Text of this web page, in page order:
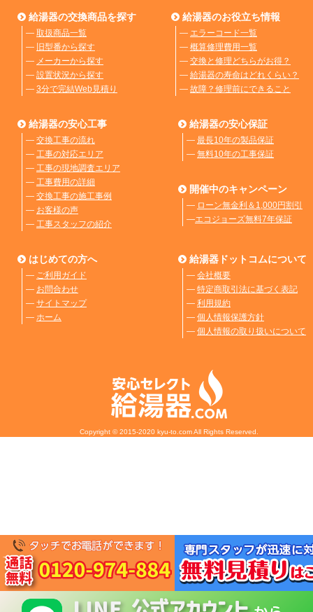
給湯器の交換商品を探す
― 取扱商品一覧
― 旧型番から探す
― メーカーから探す
― 設置状況から探す
― 3分で完結Web見積り
給湯器のお役立ち情報
― エラーコード一覧
― 概算修理費用一覧
― 交換と修理どちらがお得？
― 給湯器の寿命はどれくらい？
― 故障？修理前にできること
給湯器の安心工事
― 交換工事の流れ
― 工事の対応エリア
― 工事の現地調査エリア
― 工事費用の詳細
― 交換工事の施工事例
― お客様の声
― 工事スタッフの紹介
給湯器の安心保証
― 最長10年の製品保証
― 無料10年の工事保証
開催中のキャンペーン
― ローン無金利＆1,000円割引
―エコジョーズ無料7年保証
はじめての方へ
― ご利用ガイド
― お問合わせ
― サイトマップ
― ホーム
給湯器ドットコムについて
― 会社概要
― 特定商取引法に基づく表記
― 利用規約
― 個人情報保護方針
― 個人情報の取り扱いについて
Copyright © 2015-2020 kyu-to.com All Rights Reserved.